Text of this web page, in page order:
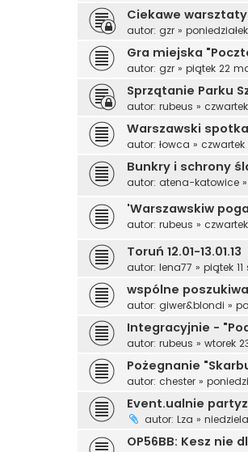
Ciekawe
autor: gzr »
Gra miejska
autor: gzr » piątek 22
Sprzątanie Parku
autor: rubeus »
Warszawski
autor: łowca » czwartek
Bunkry i schrony
autor: atena-katowice »
'Warszawskiw
autor: rubeus » czwartek
Toruń 12.01-13.01.13
autor: lena77 » piątek
wspólne
autor: giwer&blondi »
Integracyjnie -
autor: rubeus » wtorek
Pożegnanie
autor: chester »
Event.ualnie
autor: Lza » niedziela
OP56BB: Kesz nie